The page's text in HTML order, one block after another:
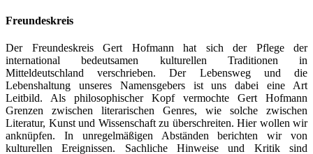
Freundeskreis
Der Freundeskreis Gert Hofmann hat sich der Pflege der
international bedeutsamen kulturellen Traditionen in
Mitteldeutschland verschrieben. Der Lebensweg und die
Lebenshaltung unseres Namensgebers ist uns dabei eine Art
Leitbild. Als philosophischer Kopf vermochte Gert Hofmann
Grenzen zwischen literarischen Genres, wie solche zwischen
Literatur, Kunst und Wissenschaft zu überschreiten. Hier wollen wir
anknüpfen. In unregelmäßigen Abständen berichten wir von
kulturellen Ereignissen. Sachliche Hinweise und Kritik sind